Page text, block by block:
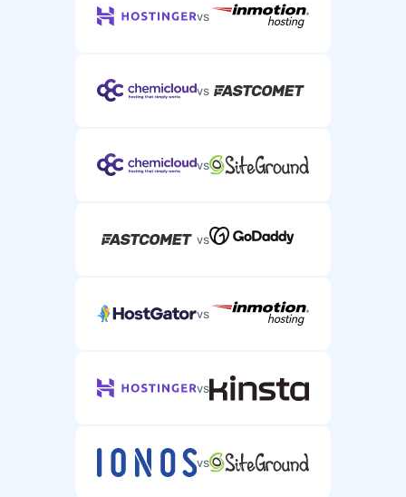
vs
vs
vs
vs
vs
vs
vs